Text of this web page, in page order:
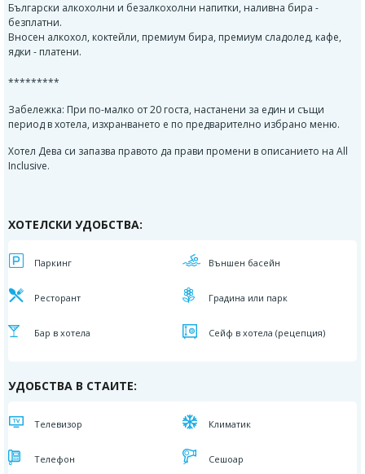
Български алкохолни и безалкохолни напитки, наливна бира -
безплатни.
Вносен алкохол, коктейли, премиум бира, премиум сладолед, кафе,
ядки - платени.
*********
Забележка: При по-малко от 20 госта, настанени за един и същи
период в хотела, изхранването е по предварително избрано меню.
Хотел Дева си запазва правото да прави промени в описанието на All
Inclusive.
ХОТЕЛСКИ УДОБСТВА:
Паркинг Външен басейн
Ресторант Градина или парк
Бар в хотела Сейф в хотела (рецепция)
УДОБСТВА В СТАИТЕ:
Телевизор Климатик
Телефон Сешоар